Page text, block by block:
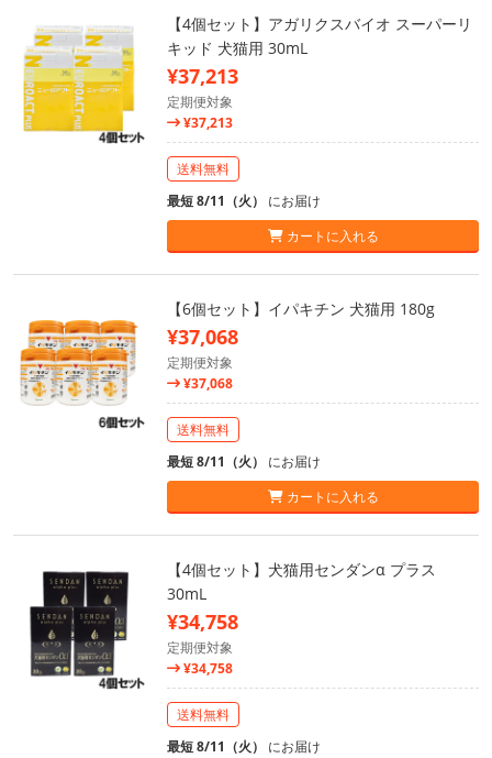
【4個セット】アガリクスバイオ スーパーリ
キッド 犬猫用 30mL
¥37,213
定期便対象
¥37,213
送料無料
最短 8/11（火） にお届け
カートに入れる
【6個セット】イパキチン 犬猫用 180g
¥37,068
定期便対象
¥37,068
送料無料
最短 8/11（火） にお届け
カートに入れる
【4個セット】犬猫用センダンα プラス
30mL
¥34,758
定期便対象
¥34,758
送料無料
最短 8/11（火） にお届け